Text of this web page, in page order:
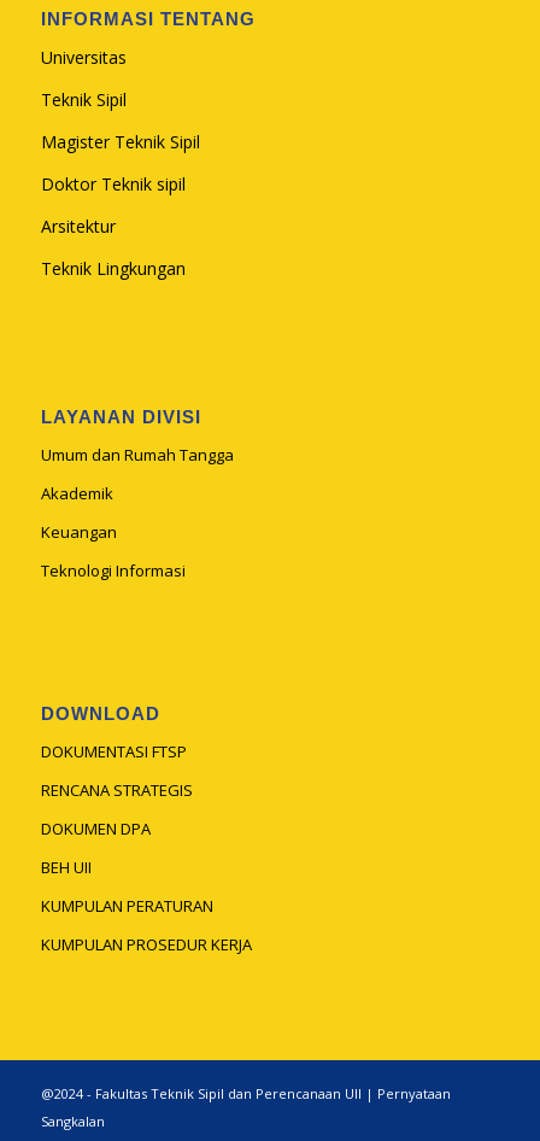
INFORMASI TENTANG
Universitas
Teknik Sipil
Magister Teknik Sipil
Doktor Teknik sipil
Arsitektur
Teknik Lingkungan
LAYANAN DIVISI
Umum dan Rumah Tangga
Akademik
Keuangan
Teknologi Informasi
DOWNLOAD
DOKUMENTASI FTSP
RENCANA STRATEGIS
DOKUMEN DPA
BEH UII
KUMPULAN PERATURAN
KUMPULAN PROSEDUR KERJA
@2024 - Fakultas Teknik Sipil dan Perencanaan UII | Pernyataan
Sangkalan